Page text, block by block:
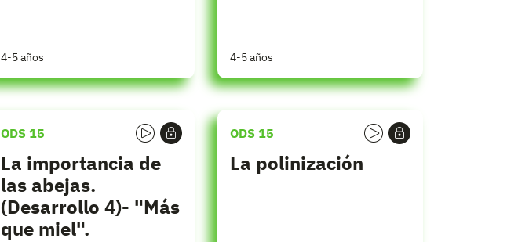
4-5 años 4-5 años
ODS 15
La importancia de
las abejas.
(Desarrollo 4)- "Más
que miel".
ODS 15
La polinización